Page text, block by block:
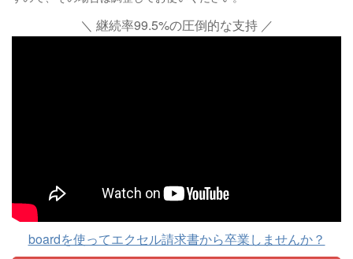
＼ 継続率99.5%の圧倒的な支持 ／
boardを使ってエクセル請求書から卒業しませんか？